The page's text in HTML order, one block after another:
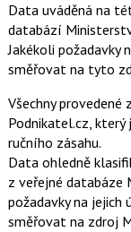
Data uváděná na
databází
Jakékoli požadavky
směřovat na tyto
Všechny provedené
Podnikatel.cz,
ručního zásahu.
Data ohledně
z veřejné databáze
požadavky na
směřovat na zdroj